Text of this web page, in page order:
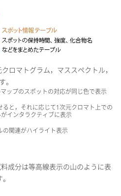
ロマトグラム，マススペクトル，
。
ップのスポットの対応が同じ色で表示
と，それに応じて1次元クロマト上での
インタラクティブに表示
の関連がハイライト表示
成分は等高線表示の山のように表